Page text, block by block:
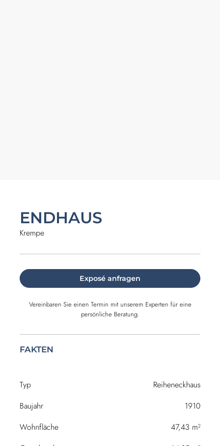
ENDHAUS
Krempe
Exposé anfragen
Vereinbaren Sie einen Termin mit unserem Experten für eine
persönliche Beratung.
FAKTEN
Typ
Reiheneckhaus
Baujahr
1910
Wohnfläche
47,43 m²